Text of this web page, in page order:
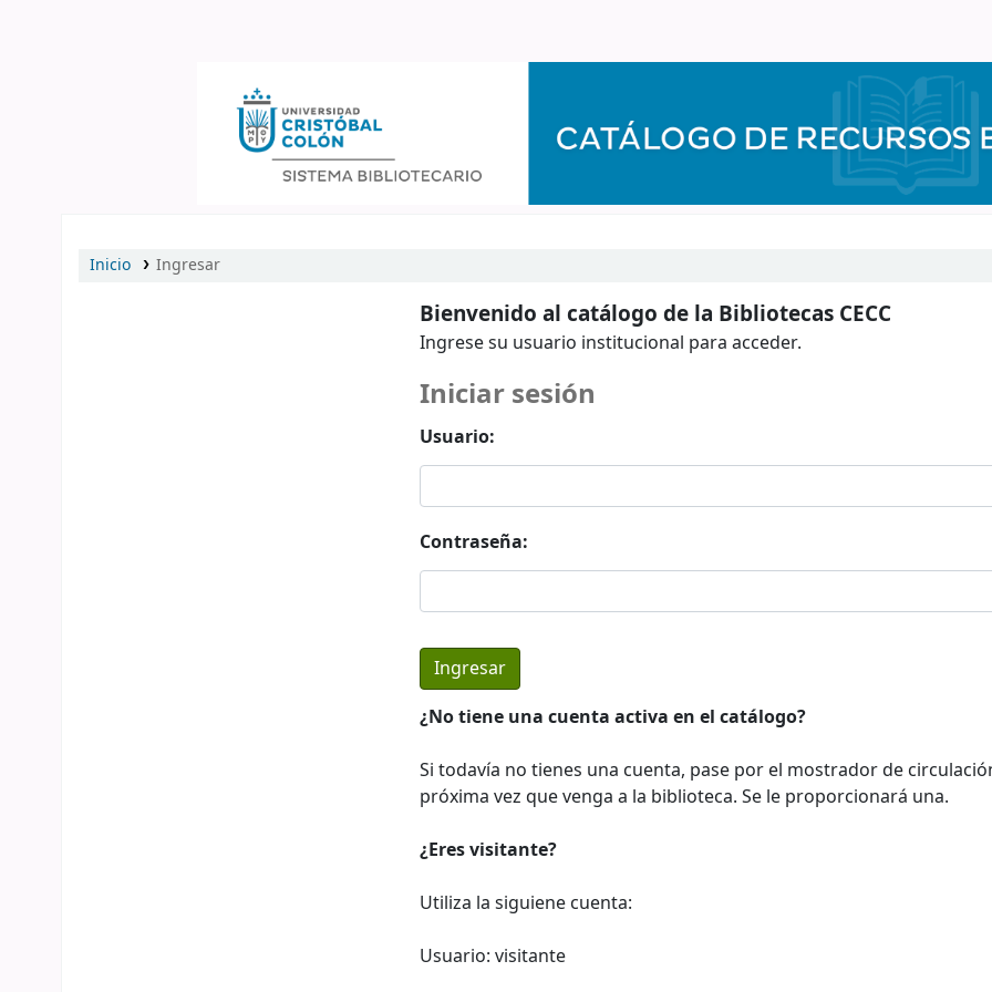
Inicio Ingresar
Bienvenido al catálogo de la Bibliotecas CECC
Ingrese su usuario institucional para acceder.
Iniciar sesión
Usuario:
Contraseña:
¿No tiene una cuenta activa en el catálogo?
Si todavía no tienes una cuenta, pase por el mostrador de
próxima vez que venga a la biblioteca. Se le proporcionará una.
¿Eres visitante?
Utiliza la siguiene cuenta:
Usuario: visitante